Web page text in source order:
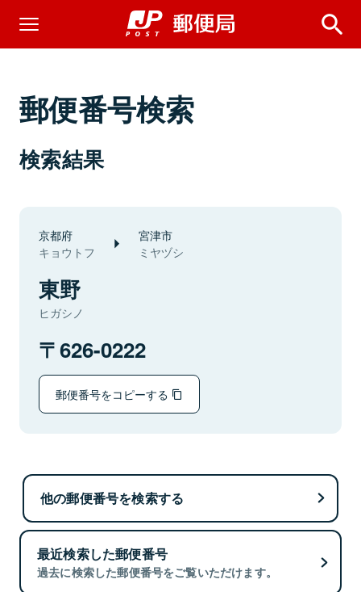
郵便番号検索
検索結果
京都府
キョウトフ
宮津市
ミヤヅシ
東野
ヒガシノ
626-0222
郵便番号をコピーする
他の郵便番号を検索する
最近検索した郵便番号
過去に検索した郵便番号をご覧いただけます。